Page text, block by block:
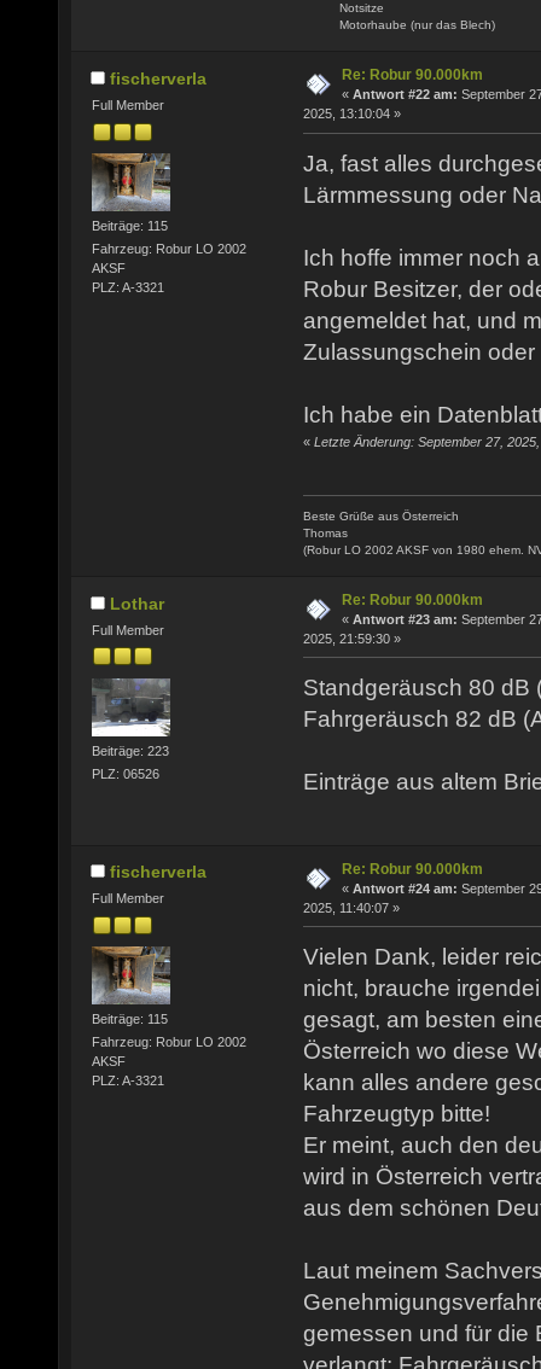
Notsitze
Motorhaube (nur das Blech)
fischerverla
Full Member
Beiträge: 115
Fahrzeug: Robur LO 2002
AKSF
PLZ: A-3321
Re: Robur 90.000km
« Antwort #22 am: September
2025, 13:10:04 »
Ja, fast alles
Lärmmessung oder
Ich hoffe immer noch
Robur Besitzer, der
angemeldet hat, und
Zulassungschein
Ich habe ein
« Letzte Änderung: September 27,
Beste Grüße aus Österreich
Thomas
(Robur LO 2002 AKSF von 1980 ehem.
Lothar
Full Member
Beiträge: 223
PLZ: 06526
Re: Robur 90.000km
« Antwort #23 am: September
2025, 21:59:30 »
Standgeräusch 80 dB
Fahrgeräusch 82 dB
Einträge aus altem
fischerverla
Full Member
Beiträge: 115
Fahrzeug: Robur LO 2002
AKSF
PLZ: A-3321
Re: Robur 90.000km
« Antwort #24 am: September
2025, 11:40:07 »
Vielen Dank, leider
nicht, brauche
gesagt, am besten
Österreich wo diese
kann alles andere
Fahrzeugtyp bitte!
Er meint, auch den
wird in Österreich
aus dem schönen
Laut meinem
gemessen und für die